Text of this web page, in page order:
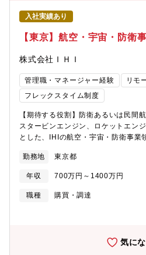
業部 次世代プロジェクト部【企業
野に事業領域を拡張してきました。
拓いてきています。その根底にある
システム、物流システム、産業機械
ンジン、宇宙開発機器などの製品分
上」を企業活動の中心に置き、お客
事業に取り組んでいます。もう一つ
大かつ唯一の財産である」です。創
を発展させるという考えのもと、教
○2020年11月には社会・経済の変貌
えた事業変革の取り組みとして「プ
CO2」「防災・減災」という社会課
業の創出にも真正面から取り組んで
営理念のもと、これからもたくさん
任のある部署となります。海外部署
様な専門性を持つ仲間とチーム一丸
とができます。自身の改善活動が部
ス向上に繋がり、会社の成長への貢
を通じて得られるキャリアパス＞半
計上する物流の一端を担っているグ
益や物流の知識・経験を身に着ける
グループ内の各チームのリーダーと
め役などを担うチャンスがあります
当グループ以外に6グループあり、
キャリアの幅を広げる事も可能です
理、財務、法務、貿易管理など、あ
られるためとてもやりがいを感じら
度の方が多いです。フレックス勤務
近年、事業規模拡大に伴い、物流・
と高度化が不可欠になっております
成】全体で4名 うちキャリア入社1
入社実績あり
【東京】航空・宇宙・防衛
株式会社ＩＨＩ
管理職・マネージャー経験
リモ
フレックスタイム制度
【期待する役割】防衛あるいは民間
スタービンエンジン、ロケットエン
とした、IHIの航空・宇宙・防衛事業
の買付額は数千億となり、一人あた
当するような規模の大きな業務に携
的には】当部は国内メーカー向けの
ーム、材料チームに分かれておりご
す。※ご経験やスキルを踏まえ、管
います。《業務詳細》1. 担当品目
に基づくサプライチェーン維持管理
勤務地 東京都
年収 700万円～1400万円
職種
購買・調達
気に